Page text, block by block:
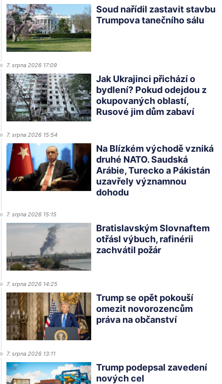
Soud nařídil zastavit stavbu
Trumpova tanečního sálu
7. srpna 2026 17:09
Jak Ukrajinci přichází o
bydlení? Pokud odejdou z
okupovaných oblastí,
Rusové jim dům zabaví
7. srpna 2026 15:54
Na Blízkém východě vzniká
druhé NATO. Saudská
Arábie, Turecko a Pákistán
uzavřely významnou
dohodu
7. srpna 2026 15:15
Bratislavským Slovnaftem
otřásl výbuch, rafinérii
zachvátil požár
7. srpna 2026 14:25
Trump se opět pokouší
omezit novorozencům
práva na občanství
7. srpna 2026 13:11
Trump podepsal zavedení
nových cel